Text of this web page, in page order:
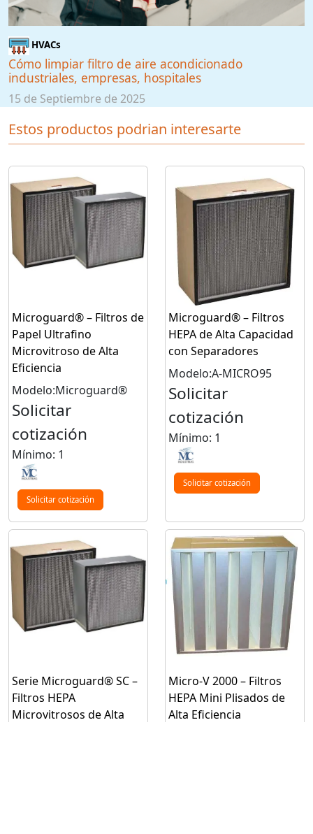
HVACs
Cómo limpiar filtro de aire acondicionado
industriales, empresas, hospitales
15 de Septiembre de 2025
Estos productos podrian interesarte
Microguard® – Filtros de
Papel Ultrafino
Microvitroso de Alta
Eficiencia
Modelo:Microguard®
Solicitar
cotización
Mínimo: 1
Solicitar cotización
Microguard® – Filtros
HEPA de Alta Capacidad
con Separadores
Modelo:A-MICRO95
Solicitar
cotización
Mínimo: 1
Solicitar cotización
Serie Microguard® SC –
Filtros HEPA
Microvitrosos de Alta
Micro-V 2000 – Filtros
HEPA Mini Plisados de
Alta Eficiencia